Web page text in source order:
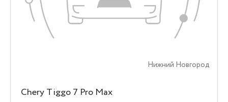
Нижний Новгород
Chery Tiggo 7 Pro Max